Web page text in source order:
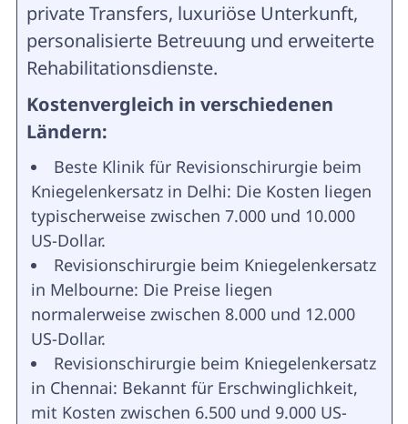
private Transfers, luxuriöse Unterkunft,
personalisierte Betreuung und erweiterte
Rehabilitationsdienste.
Kostenvergleich in verschiedenen
Ländern:
Beste Klinik für Revisionschirurgie beim
Kniegelenkersatz in Delhi: Die Kosten liegen
typischerweise zwischen 7.000 und 10.000
US-Dollar.
Revisionschirurgie beim Kniegelenkersatz
in Melbourne: Die Preise liegen
normalerweise zwischen 8.000 und 12.000
US-Dollar.
Revisionschirurgie beim Kniegelenkersatz
in Chennai: Bekannt für Erschwinglichkeit,
mit Kosten zwischen 6.500 und 9.000 US-